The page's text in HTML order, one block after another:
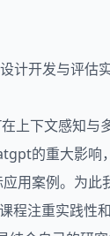
计开发与评估
上下文感知
的重大影
案例。为此
注重实践性